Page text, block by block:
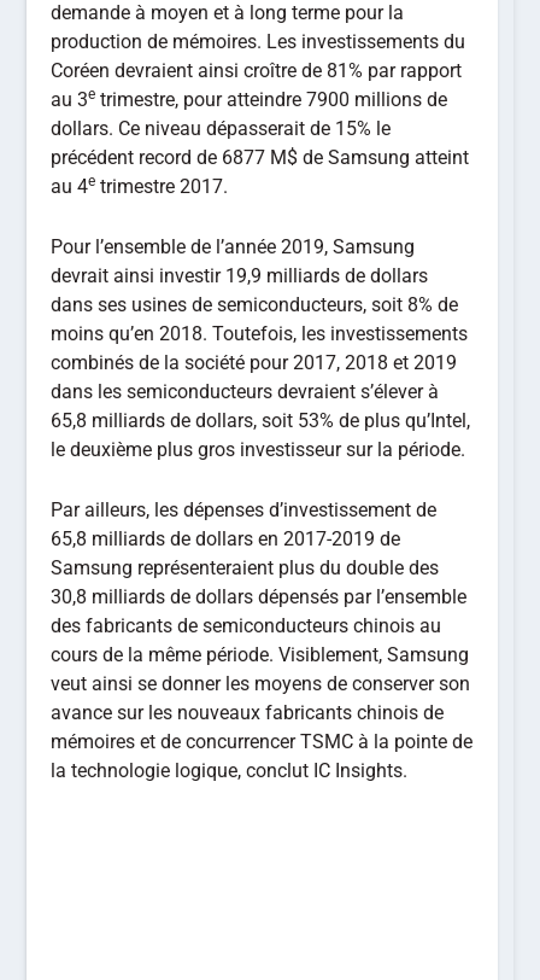
demande à moyen et à long terme pour la
production de mémoires. Les investissements du
Coréen devraient ainsi croître de 81% par rapport
au 3e trimestre, pour atteindre 7900 millions de
dollars. Ce niveau dépasserait de 15% le
précédent record de 6877 M$ de Samsung atteint
au 4e trimestre 2017.
Pour l’ensemble de l’année 2019, Samsung
devrait ainsi investir 19,9 milliards de dollars
dans ses usines de semiconducteurs, soit 8% de
moins qu’en 2018. Toutefois, les investissements
combinés de la société pour 2017, 2018 et 2019
dans les semiconducteurs devraient s’élever à
65,8 milliards de dollars, soit 53% de plus qu’Intel,
le deuxième plus gros investisseur sur la période.
Par ailleurs, les dépenses d’investissement de
65,8 milliards de dollars en 2017-2019 de
Samsung représenteraient plus du double des
30,8 milliards de dollars dépensés par l’ensemble
des fabricants de semiconducteurs chinois au
cours de la même période. Visiblement, Samsung
veut ainsi se donner les moyens de conserver son
avance sur les nouveaux fabricants chinois de
mémoires et de concurrencer TSMC à la pointe de
la technologie logique, conclut IC Insights.